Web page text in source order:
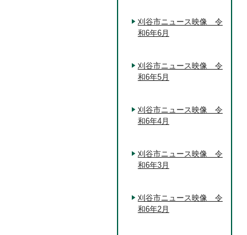
刈谷市ニュース映像 令
和6年6月
刈谷市ニュース映像 令
和6年5月
刈谷市ニュース映像 令
和6年4月
刈谷市ニュース映像 令
和6年3月
刈谷市ニュース映像 令
和6年2月